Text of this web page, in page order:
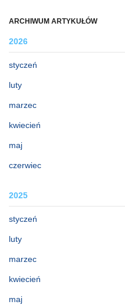
ARCHIWUM ARTYKUŁÓW
2026
styczeń
luty
marzec
kwiecień
maj
czerwiec
2025
styczeń
luty
marzec
kwiecień
maj